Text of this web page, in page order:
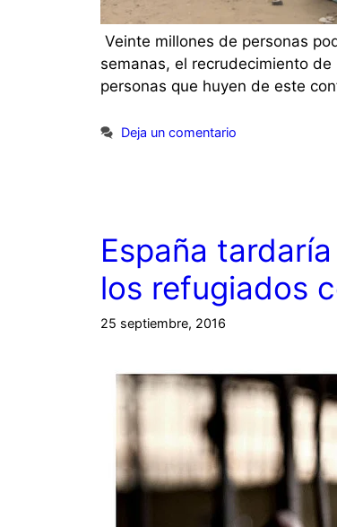
Veinte millones de personas
semanas, el recrudecimiento
personas que huyen de este
Deja un comentario
España
los refugiados
25 septiembre, 2016